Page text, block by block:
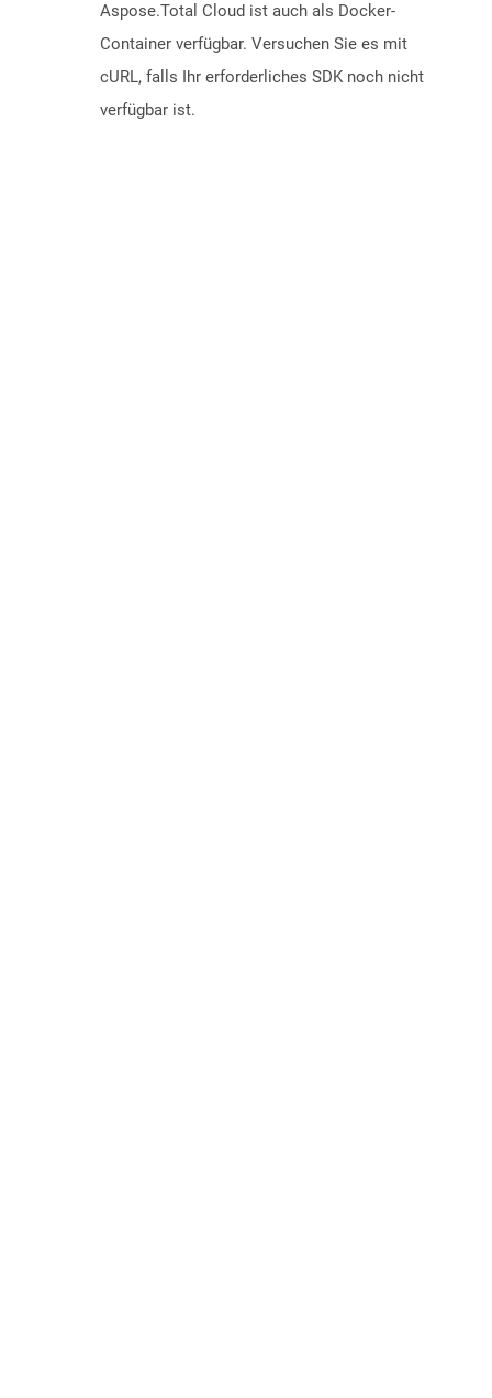
Aspose.Total Cloud ist auch als Docker-
Container verfügbar. Versuchen Sie es mit
cURL, falls Ihr erforderliches SDK noch nicht
verfügbar ist.